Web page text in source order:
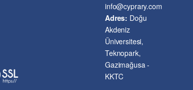
info@cyprary.com
Adres: Doğu
Akdeniz
Üniversitesi,
Teknopark,
Gazimağusa -
KKTC